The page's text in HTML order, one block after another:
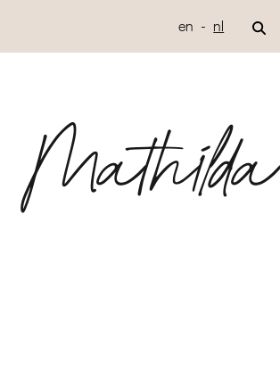
en nl
Mathilda